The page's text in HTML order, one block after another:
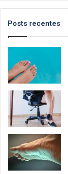
Posts recentes